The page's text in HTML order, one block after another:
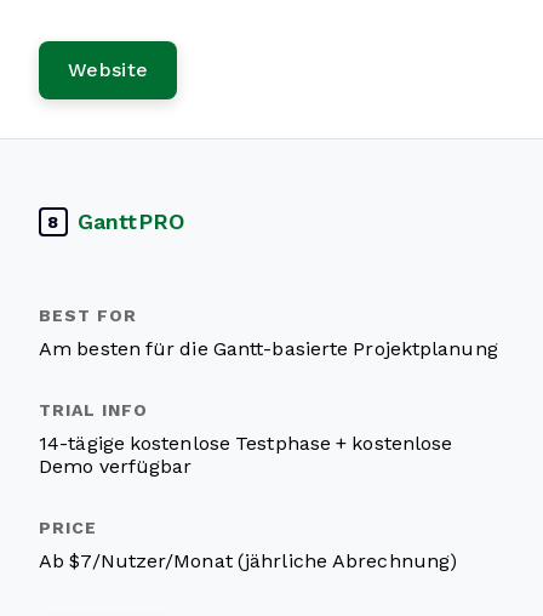
Website
8 GanttPRO
Am besten für die Gantt-basierte Projektplanung
14-tägige kostenlose Testphase + kostenlose
Demo verfügbar
Ab $7/Nutzer/Monat (jährliche Abrechnung)